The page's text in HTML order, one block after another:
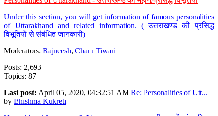
Under this section, you will get information of famous personalities
of Uttarakhand and related information. ( उत्तराखण्ड की प्रसिद्ध
विभूतियों से संबंधित जानकारी)
Moderators: Rajneesh, Charu Tiwari
Posts: 2,693
Topics: 87
Last post: April 05, 2020, 04:32:51 AM Re: Personalities of Utt...
by Bhishma Kukreti